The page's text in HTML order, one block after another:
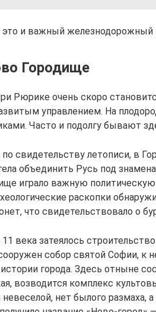
это и важный железнодорожный
Городище
Рюрике очень скоро
управлением. На
Часто и подолгу бывают
свидетельству летописи, в
объединить Русь под
играло важную
раскопки
что свидетельствовало о
века затеялось
собор святой Софии, к
города. Здесь отныне
возводится комплекс
нет былого размаха,